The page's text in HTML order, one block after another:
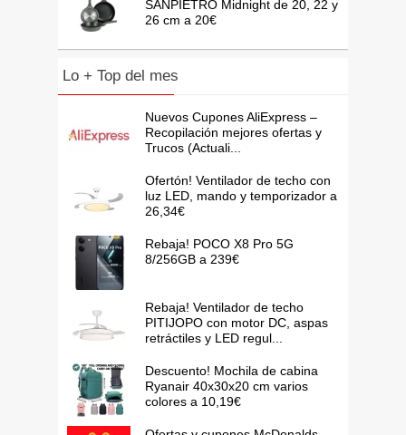
SANPIETRO Midnight de 20, 22 y
26 cm a 20€
Lo + Top del mes
Nuevos Cupones AliExpress –
Recopilación mejores ofertas y
Trucos (Actuali...
Ofertón! Ventilador de techo con
luz LED, mando y temporizador a
26,34€
Rebaja! POCO X8 Pro 5G
8/256GB a 239€
Rebaja! Ventilador de techo
PITIJOPO con motor DC, aspas
retráctiles y LED regul...
Descuento! Mochila de cabina
Ryanair 40x30x20 cm varios
colores a 10,19€